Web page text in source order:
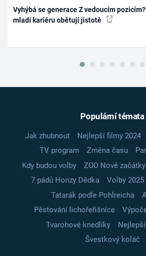
Vyhýbá se generace Z vedoucím
mladí kariéru obětují jistotě
Populární témata
Jak zhubnout Nejlepší filmy 2024
TV program
Změna času
Kdy budou volby
ZOO Nové začátky
7 pádů Honzy Dědka
Volby 2025
Tatarák podle Pohlreicha
Pěstování lichořeřišnice
Tvarohové knedlíky
Švestkový koláč